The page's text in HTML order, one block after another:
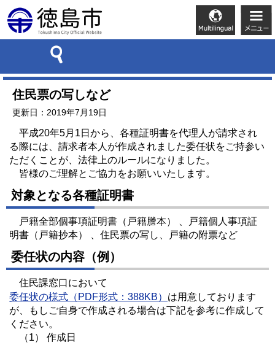
住民票の写しなど
更新日：2019年7月19日
平成20年5月1日から、各種証明書を代理人が請求され
る際には、請求者本人が作成されました委任状をご持参い
ただくことが、法律上のルールになりました。
皆様のご理解とご協力をお願いいたします。
対象となる各種証明書
戸籍全部個事項証明書（戸籍謄本） 、戸籍個人事項証
明書（戸籍抄本） 、住民票の写し、戸籍の附票など
委任状の内容（例）
住民課窓口において
委任状の様式（PDF形式：388KB） は用意しております
が、もしご自身で作成される場合は下記を参考に作成して
ください。
（1） 作成日